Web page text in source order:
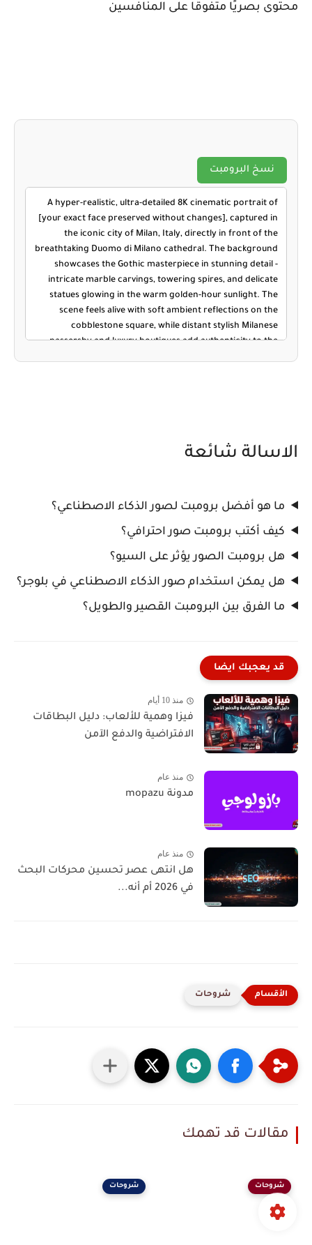
محتوى بصريًا متفوقًا على المنافسين
نسخ البرومبت
الاسالة شائعة
ما هو أفضل برومبت لصور الذكاء الاصطناعي؟
كيف أكتب برومبت صور احترافي؟
هل برومبت الصور يؤثر على السيو؟
هل يمكن استخدام صور الذكاء الاصطناعي في بلوجر؟
ما الفرق بين البرومبت القصير والطويل؟
قد يعجبك ايضا
منذ 10 أيام
فيزا وهمية للألعاب: دليل البطاقات
الافتراضية والدفع الآمن
منذ عام
مدونة mopazu
منذ عام
هل انتهى عصر تحسين محركات البحث
في 2026 أم أنه...
شروحات
مقالات قد تهمك
شروحات شروحات